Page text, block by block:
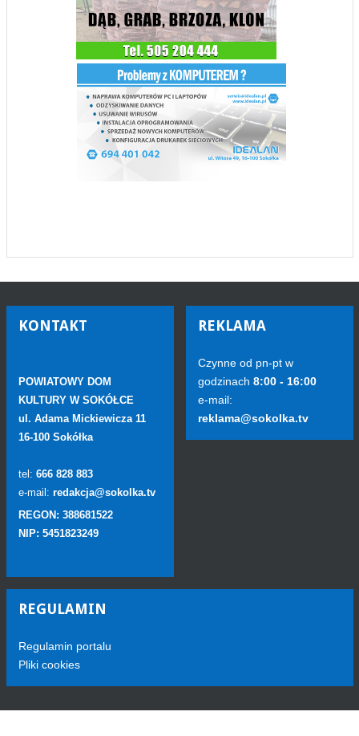
KONTAKT
POWIATOWY DOM
KULTURY W SOKÓŁCE
ul. Adama Mickiewicza 11
16-100 Sokółka
tel: 666 828 883
e-mail: redakcja@sokolka.tv
REGON: 388681522
NIP: 5451823249
REKLAMA
Czynne od pn-pt w
godzinach 8:00 - 16:00
e-mail:
reklama@sokolka.tv
REGULAMIN
Regulamin portalu
Pliki cookies